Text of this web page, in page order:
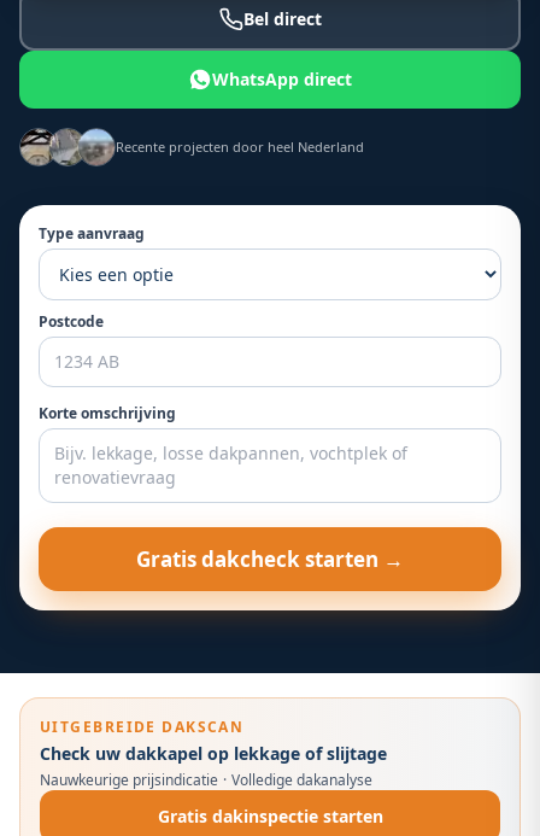
Bel direct
WhatsApp direct
Recente projecten door heel Nederland
Type aanvraag
Postcode
Korte omschrijving
Gratis dakcheck starten →
UITGEBREIDE DAKSCAN
Check uw dakkapel op lekkage of slijtage
Nauwkeurige prijsindicatie · Volledige dakanalyse
Gratis dakinspectie starten